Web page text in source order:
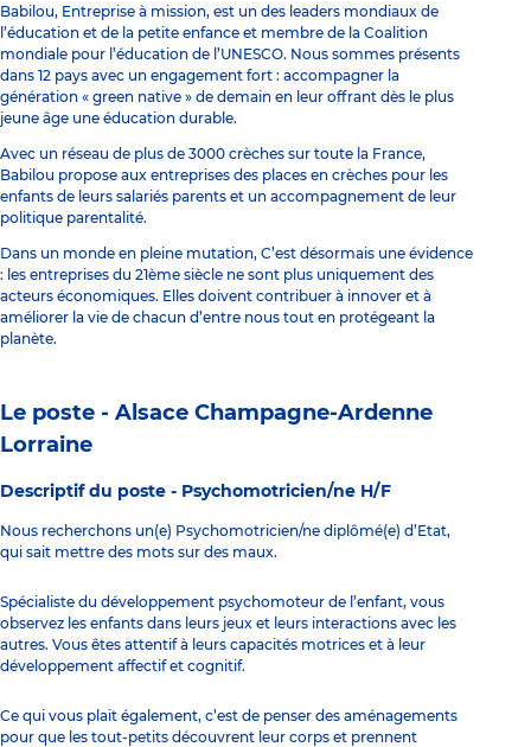
Babilou, Entreprise à mission, est un des leaders mondiaux de
l’éducation et de la petite enfance et membre de la Coalition
mondiale pour l’éducation de l’UNESCO. Nous sommes présents
dans 12 pays avec un engagement fort : accompagner la
génération « green native » de demain en leur offrant dès le plus
jeune âge une éducation durable.
Avec un réseau de plus de 3000 crèches sur toute la France,
Babilou propose aux entreprises des places en crèches pour les
enfants de leurs salariés parents et un accompagnement de leur
politique parentalité.
Dans un monde en pleine mutation, C’est désormais une évidence
: les entreprises du 21ème siècle ne sont plus uniquement des
acteurs économiques. Elles doivent contribuer à innover et à
améliorer la vie de chacun d’entre nous tout en protégeant la
planète.
Le poste - Alsace Champagne-Ardenne
Lorraine
Descriptif du poste - Psychomotricien/ne H/F
Nous recherchons un(e) Psychomotricien/ne diplômé(e) d’Etat,
qui sait mettre des mots sur des maux.
Spécialiste du développement psychomoteur de l’enfant, vous
observez les enfants dans leurs jeux et leurs interactions avec les
autres. Vous êtes attentif à leurs capacités motrices et à leur
développement affectif et cognitif.
Ce qui vous plait également, c’est de penser des aménagements
pour que les tout-petits découvrent leur corps et prennent